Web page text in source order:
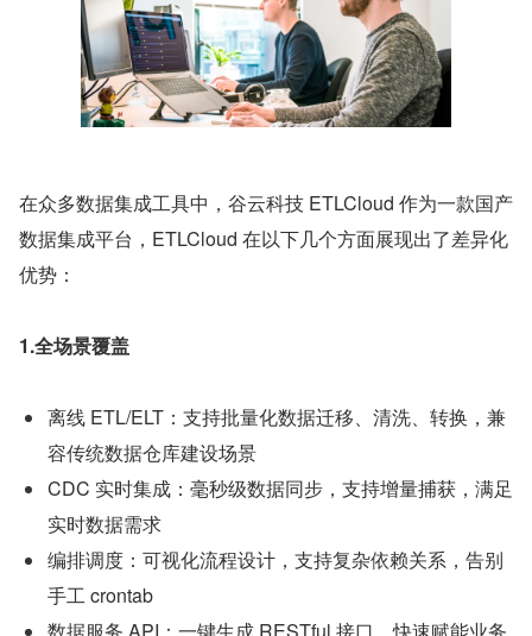
在众多数据集成工具中，谷云科技 ETLCloud 作为一款国产
数据集成平台，ETLCloud 在以下几个方面展现出了差异化
优势：
1.全场景覆盖
离线 ETL/ELT：支持批量化数据迁移、清洗、转换，兼
容传统数据仓库建设场景
CDC 实时集成：毫秒级数据同步，支持增量捕获，满足
实时数据需求
编排调度：可视化流程设计，支持复杂依赖关系，告别
手工 crontab
数据服务 API：一键生成 RESTful 接口，快速赋能业务